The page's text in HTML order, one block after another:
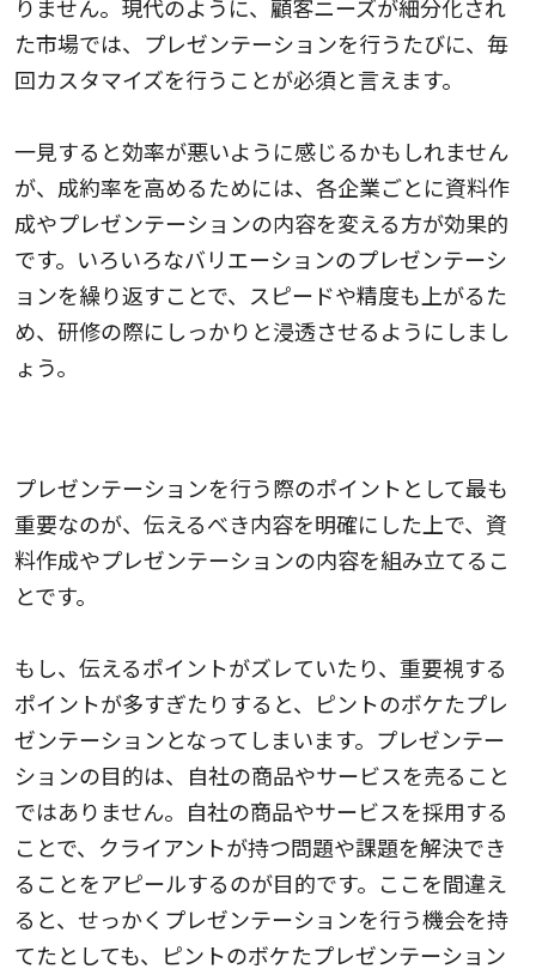
りません。現代のように、顧客ニーズが細分化され
た市場では、プレゼンテーションを行うたびに、毎
回カスタマイズを行うことが必須と言えます。
一見すると効率が悪いように感じるかもしれません
が、成約率を高めるためには、各企業ごとに資料作
成やプレゼンテーションの内容を変える方が効果的
です。いろいろなバリエーションのプレゼンテーシ
ョンを繰り返すことで、スピードや精度も上がるた
め、研修の際にしっかりと浸透させるようにしまし
ょう。
プレゼンテーションを行う際のポイントとして最も
重要なのが、伝えるべき内容を明確にした上で、資
料作成やプレゼンテーションの内容を組み立てるこ
とです。
もし、伝えるポイントがズレていたり、重要視する
ポイントが多すぎたりすると、ピントのボケたプレ
ゼンテーションとなってしまいます。プレゼンテー
ションの目的は、自社の商品やサービスを売ること
ではありません。自社の商品やサービスを採用する
ことで、クライアントが持つ問題や課題を解決でき
ることをアピールするのが目的です。ここを間違え
ると、せっかくプレゼンテーションを行う機会を持
てたとしても、ピントのボケたプレゼンテーション